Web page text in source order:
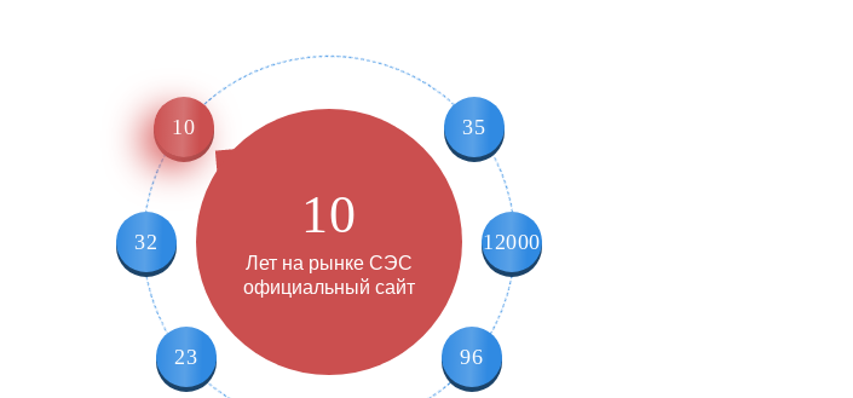
10 35
12000
96
23
32 10
Лет на рынке СЭС
официальный сайт